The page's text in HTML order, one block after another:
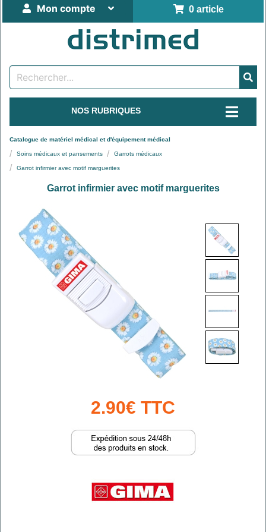
0 article
Mon compte
NOS RUBRIQUES
Catalogue de matériel médical et d'équipement médical
Soins médicaux et pansements Garrots médicaux
Garrot infirmier avec motif marguerites
Garrot infirmier avec motif marguerites
2.90€ TTC